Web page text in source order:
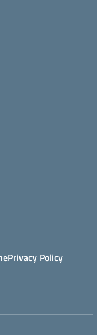
Privacy Policy